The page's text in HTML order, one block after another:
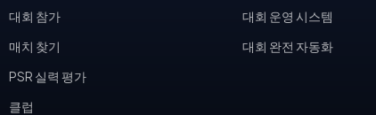
대회 참가
매치 찾기
PSR 실력 평가
클럽
대회 운영 시스템
대회 완전 자동화